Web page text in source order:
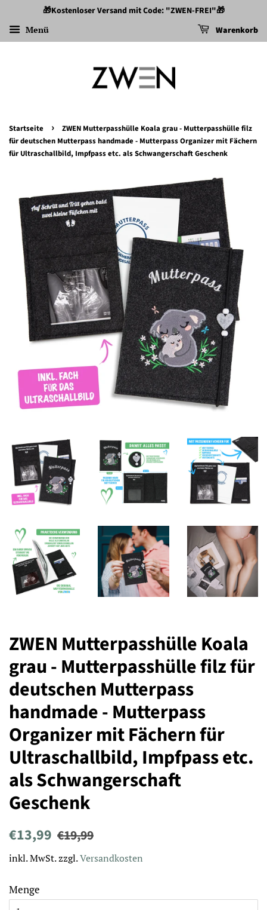
🎁Kostenloser Versand mit Code: "ZWEN-FREI"🎁
Menü Warenkorb
Startseite ›
ZWEN Mutterpasshülle Koala grau - Mutterpasshülle filz
für deutschen Mutterpass handmade - Mutterpass Organizer mit Fächern
für Ultraschallbild, Impfpass etc. als Schwangerschaft Geschenk
ZWEN Mutterpasshülle Koala
grau - Mutterpasshülle filz für
deutschen Mutterpass
handmade - Mutterpass
Organizer mit Fächern für
Ultraschallbild, Impfpass etc.
als Schwangerschaft
Geschenk
Normaler
€13,99 Sonderpreis
€19,99
inkl. MwSt. zzgl.Versandkosten
Menge